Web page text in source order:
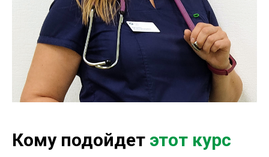
Кому подойдет этот курс